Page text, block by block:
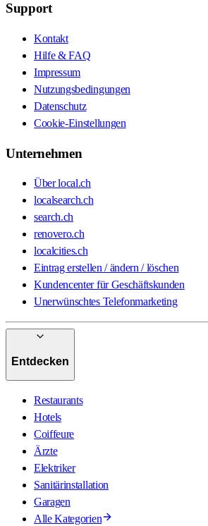
Support
Kontakt
Hilfe & FAQ
Impressum
Nutzungsbedingungen
Datenschutz
Cookie-Einstellungen
Unternehmen
Über local.ch
localsearch.ch
search.ch
renovero.ch
localcities.ch
Eintrag erstellen / ändern / löschen
Kundencenter für Geschäftskunden
Unerwünschtes Telefonmarketing
Entdecken
Restaurants
Hotels
Coiffeure
Ärzte
Elektriker
Sanitärinstallation
Garagen
Alle Kategorien